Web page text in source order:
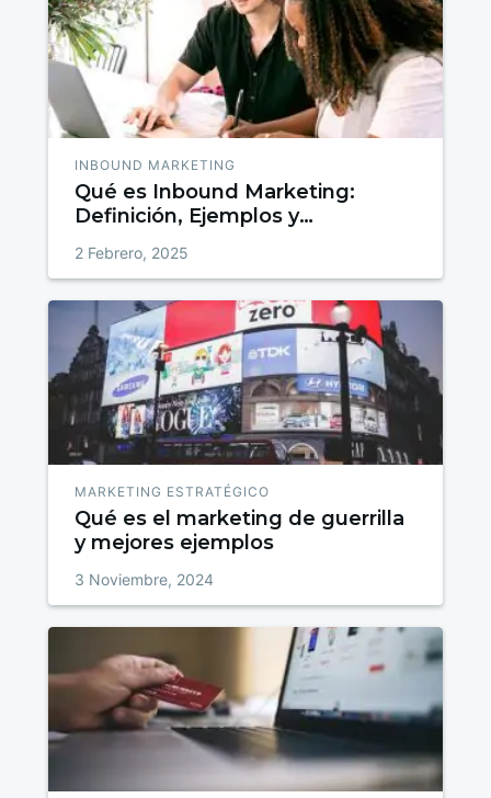
INBOUND MARKETING
Qué es Inbound Marketing:
Definición, Ejemplos y
y Fidelizar
2 Febrero, 2025
MARKETING ESTRATÉGICO
Qué es el marketing de guerrilla
y mejores ejemplos
3 Noviembre, 2024